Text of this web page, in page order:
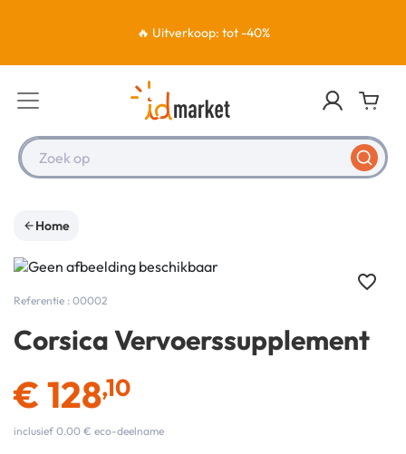
🔥 Uitverkoop: tot -40%
Zoek op
Home
Referentie : 00002
Corsica Vervoerssupplement
€ 128,10
inclusief 0.00 € eco-deelname
favorite_border